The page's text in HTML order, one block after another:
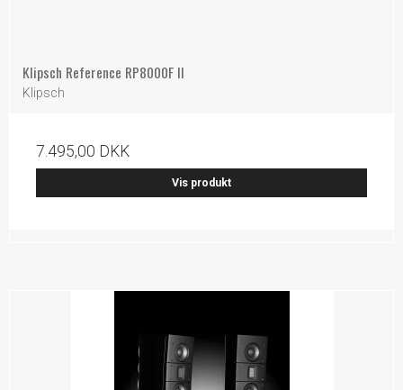
Klipsch Reference RP8000F II
Klipsch
7.495,00 DKK
Vis produkt